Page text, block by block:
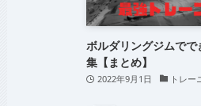
ボルダリングジムで
集【まとめ】
2022年9月1日 トレー